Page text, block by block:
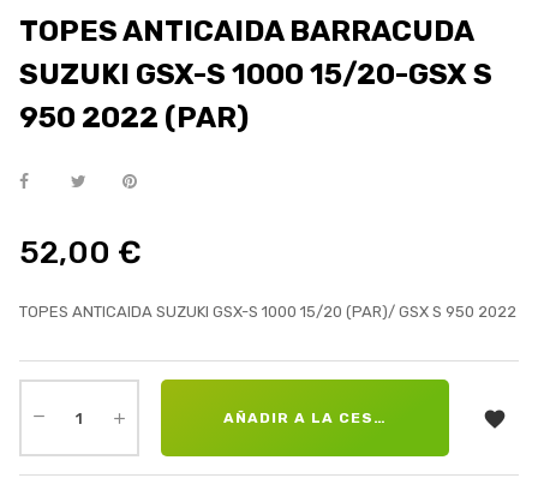
TOPES ANTICAIDA BARRACUDA
SUZUKI GSX-S 1000 15/20-GSX S
950 2022 (PAR)
52,00 €
TOPES ANTICAIDA SUZUKI GSX-S 1000 15/20 (PAR)/ GSX S 950 2022
AÑADIR A LA CESTA 